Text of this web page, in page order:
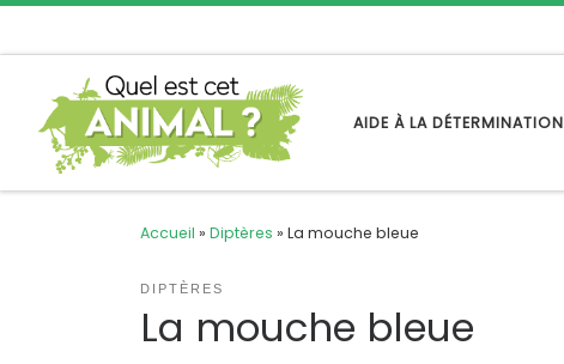
AIDE À LA DÉTERMINATION
Accueil » Diptères » La mouche bleue
DIPTÈRES
La mouche bleue